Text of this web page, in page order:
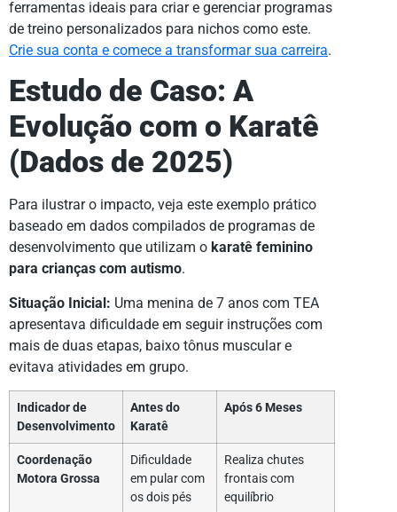
ferramentas ideais para criar e gerenciar programas
de treino personalizados para nichos como este.
Crie sua conta e comece a transformar sua carreira.
Estudo de Caso: A
Evolução com o Karatê
(Dados de 2025)
Para ilustrar o impacto, veja este exemplo prático
baseado em dados compilados de programas de
desenvolvimento que utilizam o karatê feminino
para crianças com autismo.
Situação Inicial: Uma menina de 7 anos com TEA
apresentava dificuldade em seguir instruções com
mais de duas etapas, baixo tônus muscular e
evitava atividades em grupo.
Indicador de
Desenvolvimento
Antes do
Karatê
Após 6 Meses
Coordenação
Motora Grossa
Dificuldade
em pular com
os dois pés
Realiza chutes
frontais com
equilíbrio